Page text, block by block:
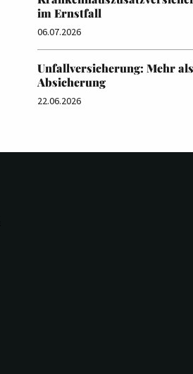
im Ernstfall
06.07.2026
Unfallversicherung: Mehr
Absicherung
22.06.2026